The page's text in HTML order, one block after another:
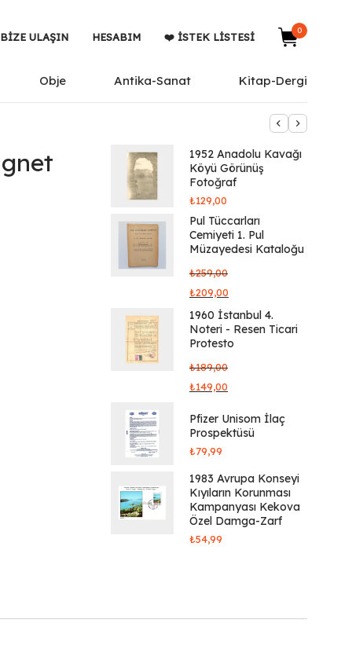
BIZE ULAŞIN HESABIM ❤️ İSTEK LISTESI
0
Obje Antika-Sanat Kitap-Dergi
1952 Anadolu Kavağı
Köyü Görünüş
Fotoğraf
₺129,00
Pul Tüccarları
Cemiyeti 1. Pul
Müzayedesi Kataloğu
₺259,00
₺209,00
1960 İstanbul 4.
Noteri - Resen Ticari
Protesto
₺189,00
₺149,00
Pfizer Unisom İlaç
Prospektüsü
₺79,99
1983 Avrupa Konseyi
Kıyıların Korunması
Kampanyası Kekova
Özel Damga-Zarf
₺54,99